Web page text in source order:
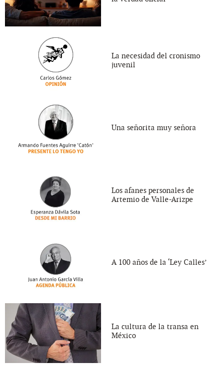
La necesidad del cronismo
juvenil
Una señorita muy señora
Los afanes personales de
Artemio de Valle-Arizpe
A 100 años de la ‘Ley Calles’
La cultura de la transa en
México